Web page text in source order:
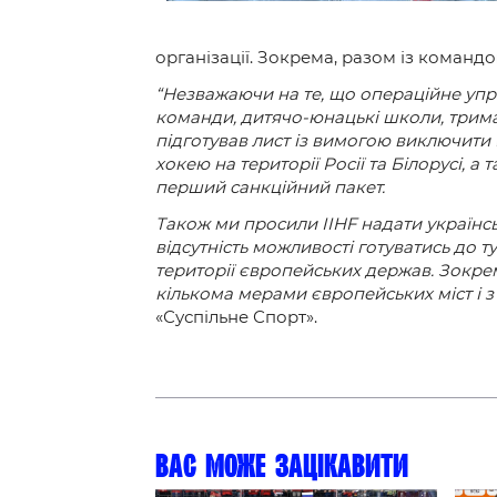
організації. Зокрема, разом із
“Незважаючи на те, що операційне
команди, дитячо-юнацькі школи,
підготував лист із вимогою
хокею на території Росії та Білорусі,
перший санкційний пакет.
Також ми просили IIHF надати
відсутність можливості готуватись
території європейських держав.
кількома мерами європейських міст
«Суспільне Спорт».
Вас може зацікавити